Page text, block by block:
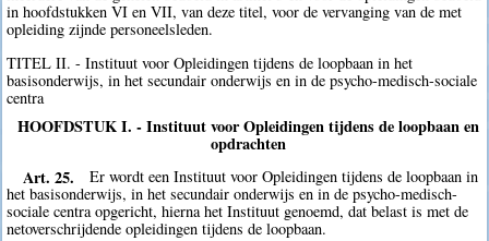
in hoofdstukken VI en VII, van deze titel, voor de vervanging van de met
opleiding zijnde personeelsleden.
TITEL II. - Instituut voor Opleidingen tijdens de loopbaan in het
basisonderwijs, in het secundair onderwijs en in de psycho-medisch-sociale
centra
HOOFDSTUK I. - Instituut voor Opleidingen tijdens de loopbaan en
opdrachten
Art. 25.
Er wordt een Instituut voor Opleidingen tijdens de loopbaan in
het basisonderwijs, in het secundair onderwijs en in de psycho-medisch-
sociale centra opgericht, hierna het Instituut genoemd, dat belast is met de
netoverschrijdende opleidingen tijdens de loopbaan.